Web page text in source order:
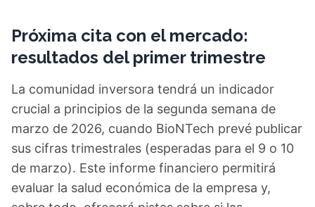
Próxima cita con el mercado:
resultados del primer trimestre
La comunidad inversora tendrá un indicador
crucial a principios de la segunda semana de
marzo de 2026, cuando BioNTech prevé publicar
sus cifras trimestrales (esperadas para el 9 o 10
de marzo). Este informe financiero permitirá
evaluar la salud económica de la empresa y,